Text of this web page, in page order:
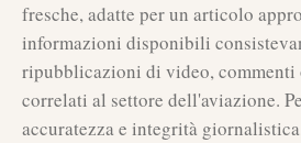
fresche, adatte per un articolo
informazioni disponibili
ripubblicazioni di video, commenti
correlati al settore dell'aviazione.
accuratezza e integrità